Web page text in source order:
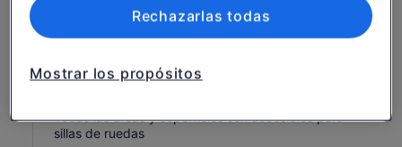
Se admiten animales de asistencia
Hay opciones de transporte público disponibles en
Las opciones de transporte son accesibles para sillas
Todas las áreas y superficies son accesibles para
sillas de ruedas
Mostrar los propósitos
Rechazarlas todas